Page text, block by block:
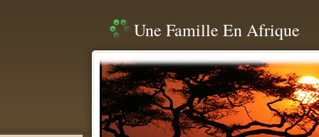
Une Famille En Afrique